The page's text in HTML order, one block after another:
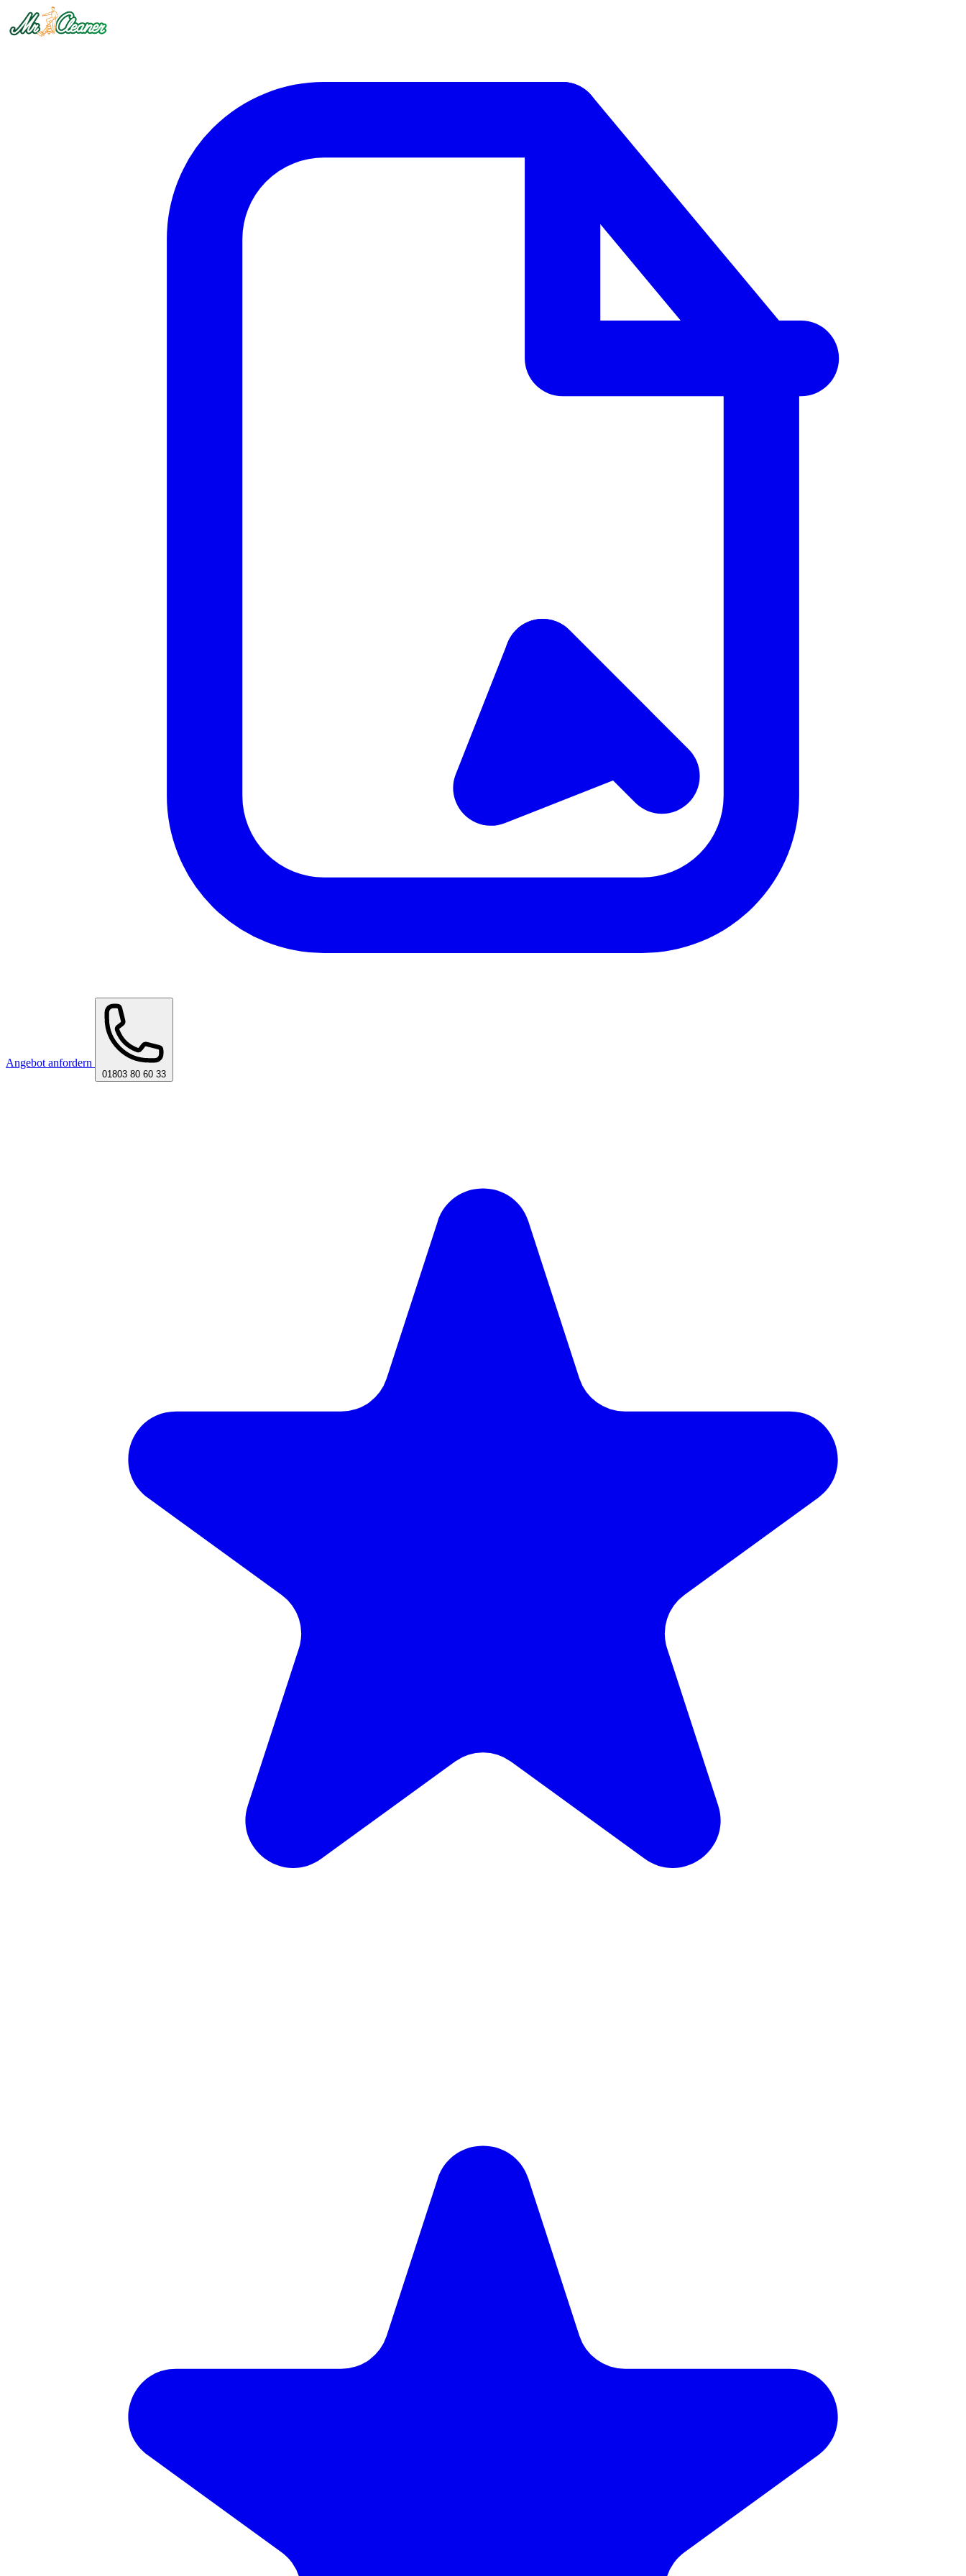
Angebot anfordern
01803 80 60 33